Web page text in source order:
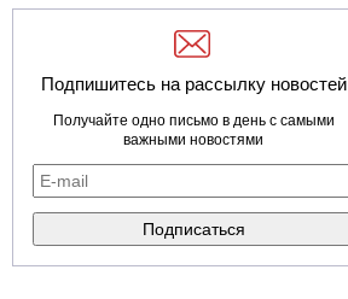
Подпишитесь на рассылку новостей
Получайте одно письмо в день с самыми
важными новостями